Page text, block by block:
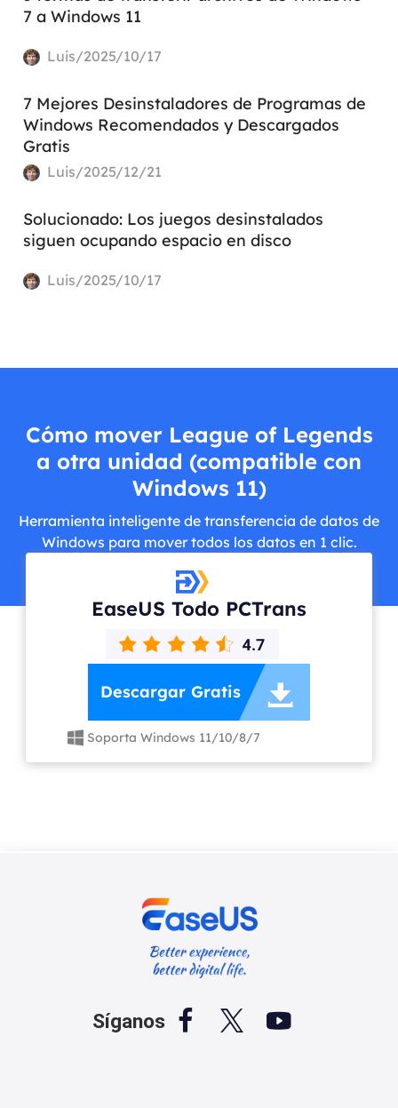
7 a Windows 11
Luis/2025/10/17
7 Mejores Desinstaladores de Programas de
Windows Recomendados y Descargados
Gratis
Luis/2025/12/21
Solucionado: Los juegos desinstalados
siguen ocupando espacio en disco
Luis/2025/10/17
Cómo mover League of Legends
a otra unidad (compatible con
Windows 11)
Herramienta inteligente de transferencia de datos de
Windows para mover todos los datos en 1 clic.
EaseUS Todo PCTrans
Descargar Gratis 
Soporta Windows 11/10/8/7
Síganos   